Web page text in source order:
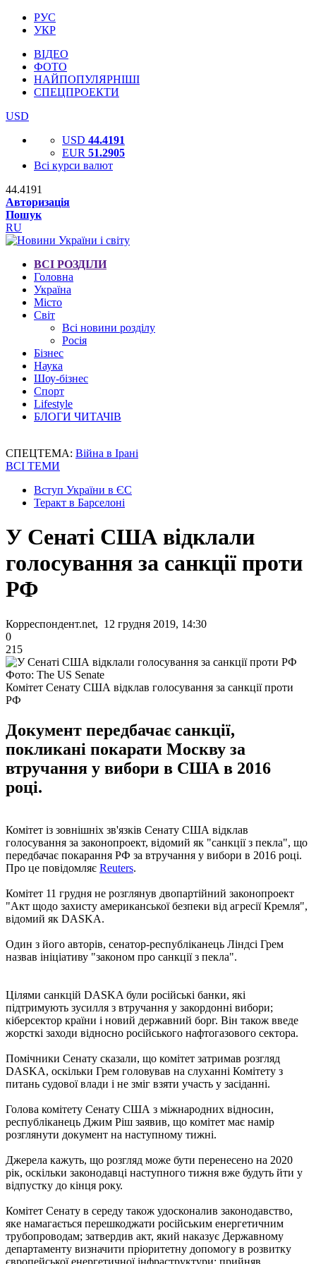
РУС
УКР
ВІДЕО
ФОТО
НАЙПОПУЛЯРНІШІ
СПЕЦПРОЕКТИ
USD
USD 44.4191
EUR 51.2905
Всі курси валют
44.4191
Авторизація
Пошук
RU
ВСІ РОЗДІЛИ
Головна
Україна
Місто
Світ
Всі новини розділу
Росія
Бізнес
Наука
Шоу-бізнес
Спорт
Lifestyle
БЛОГИ ЧИТАЧІВ
СПЕЦТЕМА: Війна в Ірані
ВСІ ТЕМИ
Вступ України в ЄС
Теракт в Барселоні
У Сенаті США відклали
голосування за санкції проти
РФ
Корреспондент.net, 12 грудня 2019, 14:30
0
215
Фото: The US Senate
Комітет Сенату США відклав голосування за санкції проти
РФ
Документ передбачає санкції,
покликані покарати Москву за
втручання у вибори в США в 2016
році.
Комітет із зовнішніх зв'язків Сенату США відклав
голосування за законопроект, відомий як "санкції з пекла", що
передбачає покарання РФ за втручання у вибори в 2016 році.
Про це повідомляє Reuters.
Комітет 11 грудня не розглянув двопартійний законопроект
"Акт щодо захисту американської безпеки від агресії Кремля",
відомий як DASKA.
Один з його авторів, сенатор-республіканець Ліндсі Грем
назвав ініціативу "законом про санкції з пекла".
Цілями санкцій DASKA були російські банки, які
підтримують зусилля з втручання у закордонні вибори;
кіберсектор країни і новий державний борг. Він також введе
жорсткі заходи відносно російського нафтогазового сектора.
Помічники Сенату сказали, що комітет затримав розгляд
DASKA, оскільки Грем головував на слуханні Комітету з
питань судової влади і не зміг взяти участь у засіданні.
Голова комітету Сенату США з міжнародних відносин,
республіканець Джим Ріш заявив, що комітет має намір
розглянути документ на наступному тижні.
Джерела кажуть, що розгляд може бути перенесено на 2020
рік, оскільки законодавці наступного тижня вже будуть йти у
відпустку до кінця року.
Комітет Сенату в середу також удосконалив законодавство,
яке намагається перешкоджати російським енергетичним
трубопроводам; затвердив акт, який наказує Державному
департаменту визначити пріоритетну допомогу в розвитку
європейської енергетичної інфраструктури; прийняв